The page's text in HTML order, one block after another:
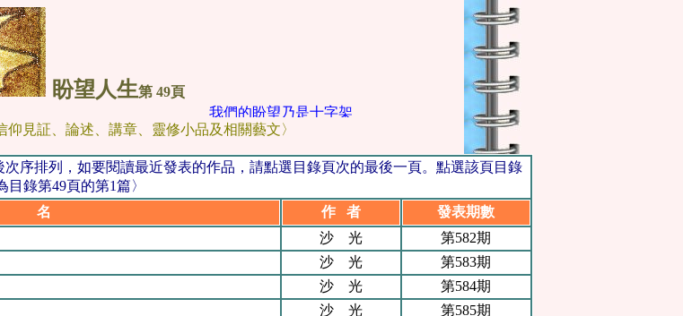
盼望人生第 49頁
我們的盼望乃是十字架，我們擁有這個，就擁有一切，十字架是我們唯一
仰見証、論述、講章、靈修小品及相關藝文〉
序排列，如要閱讀最近發表的作品，請點選目錄頁次的最後一頁。點選該頁目錄
錄第49頁的第1篇〉
作 者
發表期數
沙 光
第582期
沙 光
第583期
沙 光
第584期
沙 光
第585期